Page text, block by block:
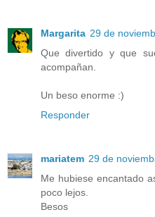
Margarita 29 de
Que divertido y que
acompañan.
Un beso enorme :)
Responder
mariatem 29 de
Me hubiese encantado
poco lejos.
Besos